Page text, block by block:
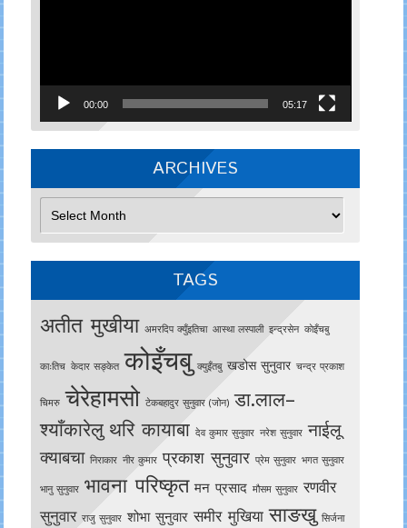
00:00 05:17
ARCHIVES
TAGS
अतीत मुखीया अमरदिप क्युँइतिचा आस्था लस्पाली इन्द्रसेन काेइँचबु
काःतिच केदार सङ्केत कोइँचबु क्युइँतबु खडोस सुनुवार चन्द्र प्रकाश
चिमरु चेरेहामसो टेकबहादुर सुनुवार (जोन) डा.लाल–
श्याँकारेलु थरि कायाबा देव कुमार सुनुवार नरेश सुनुवार नाईलू
क्याबचा निराकार नीर कुमार प्रकाश सुनुवार प्रेम सुनुवार भगत सुनुवार
भानु सुनुवार भावना परिष्कृत मन प्रसाद मौसम सुनुवार रणवीर
सुनुवार राजु सुनुवार शोभा सुनुवार समीर मुखिया साङखु सिर्जना